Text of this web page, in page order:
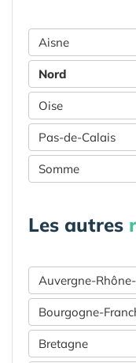
Aisne
Nord
Oise
Pas-de-Calais
Somme
Les autres
Auvergne-
Bourgogne-
Bretagne